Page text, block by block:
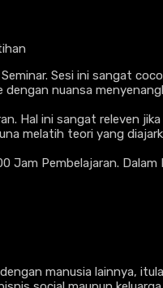
Sesi ini sangat
nuansa
Hal ini sangat releven
melatih teori yang
Jam Pembelajaran.
manusia lainnya,